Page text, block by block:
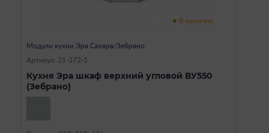
В наличии
Модули кухни Эра Сахара/Зебрано
Артикул: 21-372-1
Кухня Эра шкаф верхний угловой ВУ550
(Зебрано)